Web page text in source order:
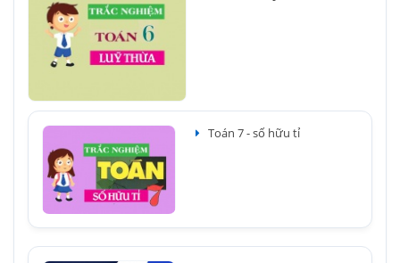
Toán 7 - số hữu tỉ